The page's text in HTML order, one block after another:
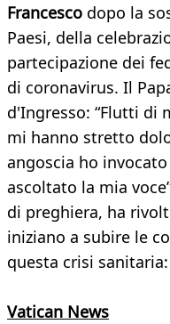
Francesco dopo la
Paesi, della
partecipazione dei
di coronavirus. Il
d'Ingresso: “Flutti di
mi hanno stretto
angoscia ho
ascoltato la mia
di preghiera, ha
iniziano a subire le
questa crisi sanitaria:
Vatican News